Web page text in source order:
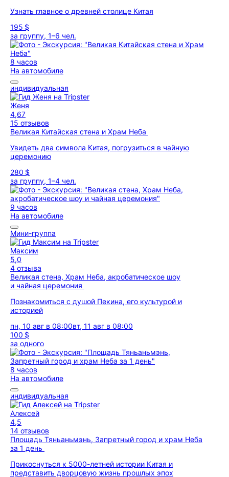
Узнать главное о древней столице Китая
195 $
за группу, 1–6 чел.
8 часов
На автомобиле
индивидуальная
Женя
4,67
15 отзывов
Великая Китайская стена и Храм Неба
Увидеть два символа Китая, погрузиться в чайную
церемонию
280 $
за группу, 1–4 чел.
9 часов
На автомобиле
Мини-группа
Максим
5,0
4 отзыва
Великая стена, Храм Неба, акробатическое шоу
и чайная церемония
Познакомиться с душой Пекина, его культурой и
историей
пн, 10 авг в 08:00вт, 11 авг в 08:00
100 $
за одного
8 часов
На автомобиле
индивидуальная
Алексей
4,5
14 отзывов
Площадь Тяньаньмэнь, Запретный город и храм Неба
за 1 день
Прикоснуться к 5000-летней истории Китая и
представить дворцовую жизнь прошлых эпох